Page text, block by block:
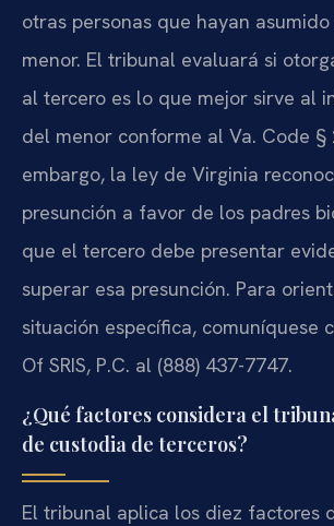
otras personas que hayan
menor. El tribunal evaluará si
al tercero es lo que mejor sirve al
del menor conforme al Va. Code §
embargo, la ley de Virginia
presunción a favor de los padres
que el tercero debe presentar
superar esa presunción. Para
situación específica, comuníquese
Of SRIS, P.C. al (888) 437-7747.
¿Qué factores considera el
de custodia de terceros?
El tribunal aplica los diez factores